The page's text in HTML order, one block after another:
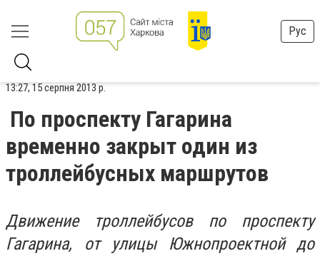
Рус
13:27, 15 серпня 2013 р.
По проспекту Гагарина
временно закрыт один из
троллейбусных маршрутов
Движение троллейбусов по проспекту
Гагарина, от улицы Южнопроектной до